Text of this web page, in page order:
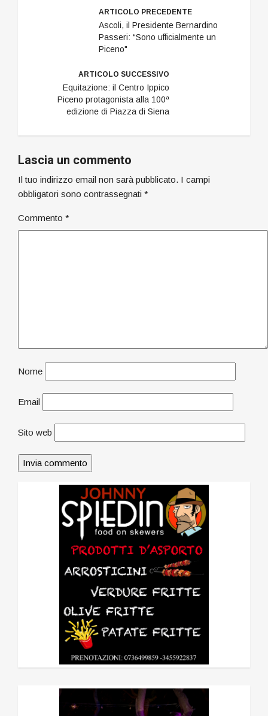
ARTICOLO PRECEDENTE
Ascoli, il Presidente Bernardino
Passeri: “Sono ufficialmente un
Piceno"
ARTICOLO SUCCESSIVO
Equitazione: il Centro Ippico
Piceno protagonista alla 100ª
edizione di Piazza di Siena
Lascia un commento
Il tuo indirizzo email non sarà pubblicato. I campi
obbligatori sono contrassegnati *
Commento *
Nome
Email
Sito web